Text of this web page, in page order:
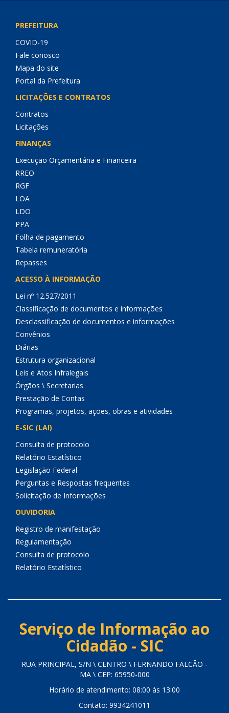
PREFEITURA
COVID-19
Fale conosco
Mapa do site
Portal da Prefeitura
LICITAÇÕES E CONTRATOS
Contratos
Licitações
FINANÇAS
Execução Orçamentária e Financeira
RREO
RGF
LOA
LDO
PPA
Folha de pagamento
Tabela remuneratória
Repasses
ACESSO À INFORMAÇÃO
Lei nº 12.527/2011
Classificação de documentos e informações
Desclassificação de documentos e informações
Convênios
Diárias
Estrutura organizacional
Leis e Atos Infralegais
Órgãos \ Secretarias
Prestação de Contas
Programas, projetos, ações, obras e atividades
E-SIC (LAI)
Consulta de protocolo
Relatório Estatístico
Legislação Federal
Perguntas e Respostas frequentes
Solicitação de Informações
OUVIDORIA
Registro de manifestação
Regulamentação
Consulta de protocolo
Relatório Estatístico
Serviço de Informação ao
Cidadão - SIC
RUA PRINCIPAL, S/N \ CENTRO \ FERNANDO FALCÃO -
MA \ CEP: 65950-000
Horário de atendimento: 08:00 às 13:00
Contato: 9934241011